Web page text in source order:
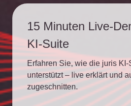
15 Minuten Live-
KI-Suite
Erfahren Sie, wie die juris KI-
unterstützt – live erklärt und
zugeschnitten.